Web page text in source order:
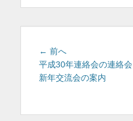
投
稿
ナ
← 前へ
の
投
平成30年連絡会の連絡会
新年交流会の案内